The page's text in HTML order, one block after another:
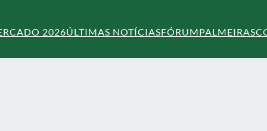
2026ÚLTIMAS NOTÍCIASFÓRUMPALMEIRAS